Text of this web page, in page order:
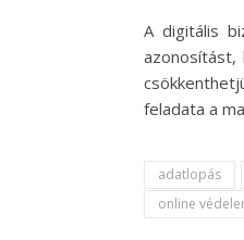
A digitális
azonosítást,
feladata a
adatlopás
online